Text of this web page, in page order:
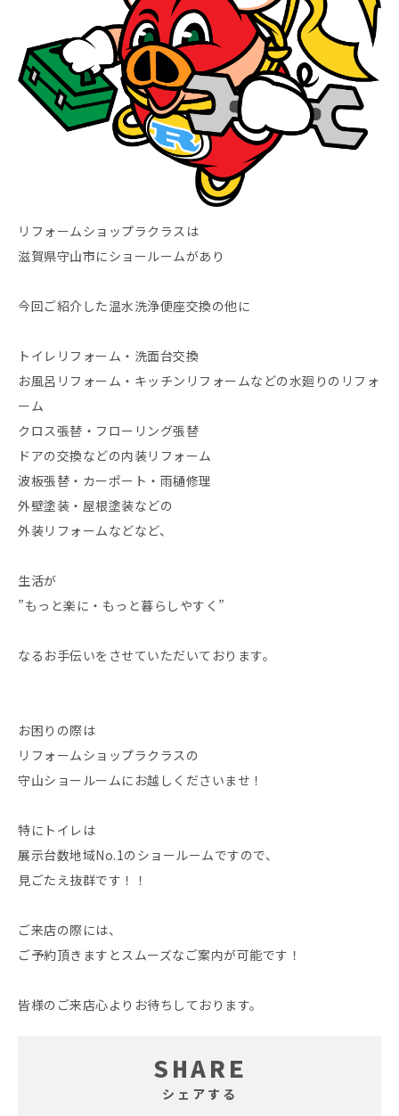
リフォームショップラクラスは
滋賀県守山市にショールームがあり
今回ご紹介した温水洗浄便座交換の他に
トイレリフォーム・洗面台交換
お風呂リフォーム・キッチンリフォームなどの水廻りのリフォ
ーム
クロス張替・フローリング張替
ドアの交換などの内装リフォーム
波板張替・カーポート・雨樋修理
外壁塗装・屋根塗装などの
外装リフォームなどなど、
生活が
”もっと楽に・もっと暮らしやすく”
なるお手伝いをさせていただいております。
お困りの際は
リフォームショップラクラスの
守山ショールームにお越しくださいませ！
特にトイレは
展示台数地域No.1のショールームですので、
見ごたえ抜群です！！
ご来店の際には、
ご予約頂きますとスムーズなご案内が可能です！
皆様のご来店心よりお待ちしております。
SHARE
シェアする